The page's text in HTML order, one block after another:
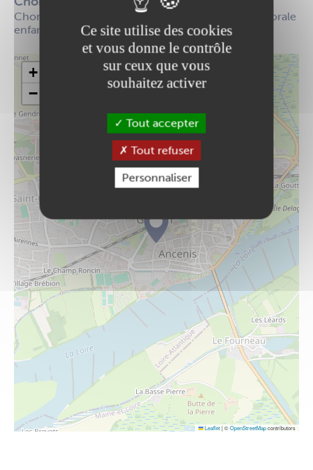
Chorale adulte : polyphonies d'ici et d'ailleurs. Chorale
enfants et ados
+
−
Leaflet|©OpenStreetMapcontributors
Ce site utilise des cookies
et vous donne le contrôle
sur ceux que vous
souhaitez activer
Tout accepter
Tout refuser
Personnaliser